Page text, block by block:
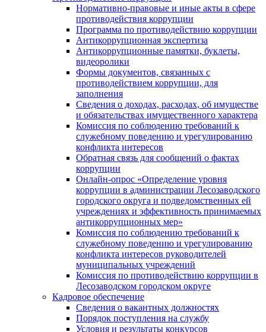
Нормативно-правовые и иные акты в сфере
противодействия коррупции
Программа по противодействию коррупции
Антикоррупционная экспертиза
Антикоррупционные памятки, буклеты,
видеоролики
Формы документов, связанных с
противодействием коррупции, для
заполнения
Сведения о доходах, расходах, об имуществе
и обязательствах имущественного характера
Комиссия по соблюдению требований к
служебному поведению и урегулированию
конфликта интересов
Обратная связь для сообщений о фактах
коррупции
Онлайн-опрос «Определение уровня
коррупции в администрации Лесозаводского
городского округа и подведомственных ей
учреждениях и эффективность принимаемых
антикоррупционных мер»
Комиссия по соблюдению требований к
служебному поведению и урегулированию
конфликта интересов руководителей
муниципальных учреждений
Комиссия по противодействию коррупции в
Лесозаводском городском округе
Кадровое обеспечение
Сведения о вакантных должностях
Порядок поступления на службу
Условия и результаты конкурсов